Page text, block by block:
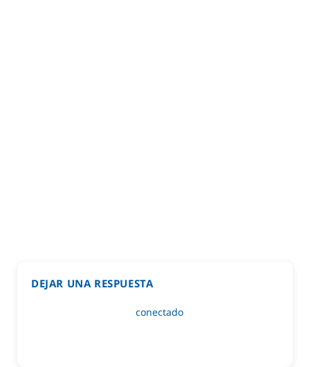
DEJAR UNA RESPUESTA
conectado